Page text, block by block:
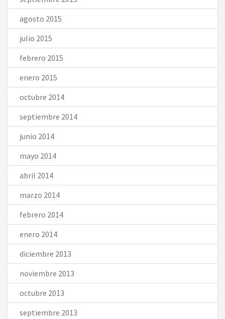
agosto 2015
julio 2015
febrero 2015
enero 2015
octubre 2014
septiembre 2014
junio 2014
mayo 2014
abril 2014
marzo 2014
febrero 2014
enero 2014
diciembre 2013
noviembre 2013
octubre 2013
septiembre 2013